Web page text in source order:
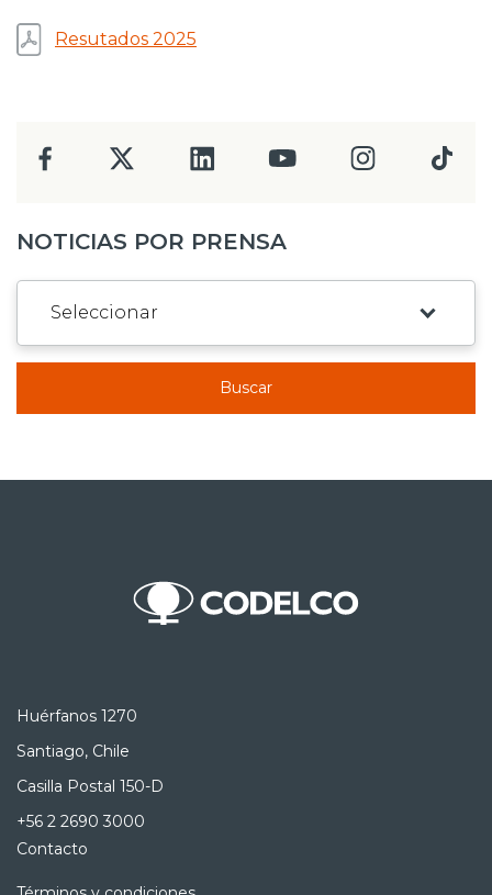
Resutados 2025
NOTICIAS POR PRENSA
Buscar
Huérfanos 1270
Santiago, Chile
Casilla Postal 150-D
+56 2 2690 3000
Contacto